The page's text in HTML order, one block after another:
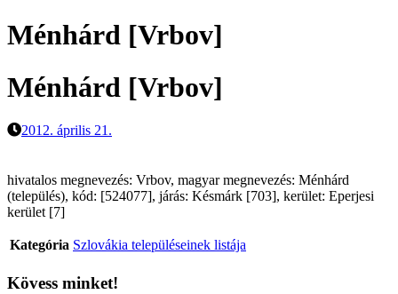
Ménhárd [Vrbov]
Ménhárd [Vrbov]
2012. április 21.
hivatalos megnevezés: Vrbov, magyar megnevezés: Ménhárd
(település), kód: [524077], járás: Késmárk [703], kerület: Eperjesi
kerület [7]
Kategória Szlovákia településeinek listája
Kövess minket!